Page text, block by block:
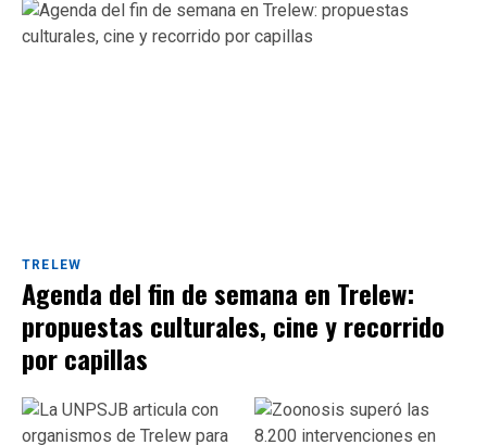
TRELEW
Agenda del fin de semana en Trelew:
propuestas culturales, cine y recorrido
por capillas